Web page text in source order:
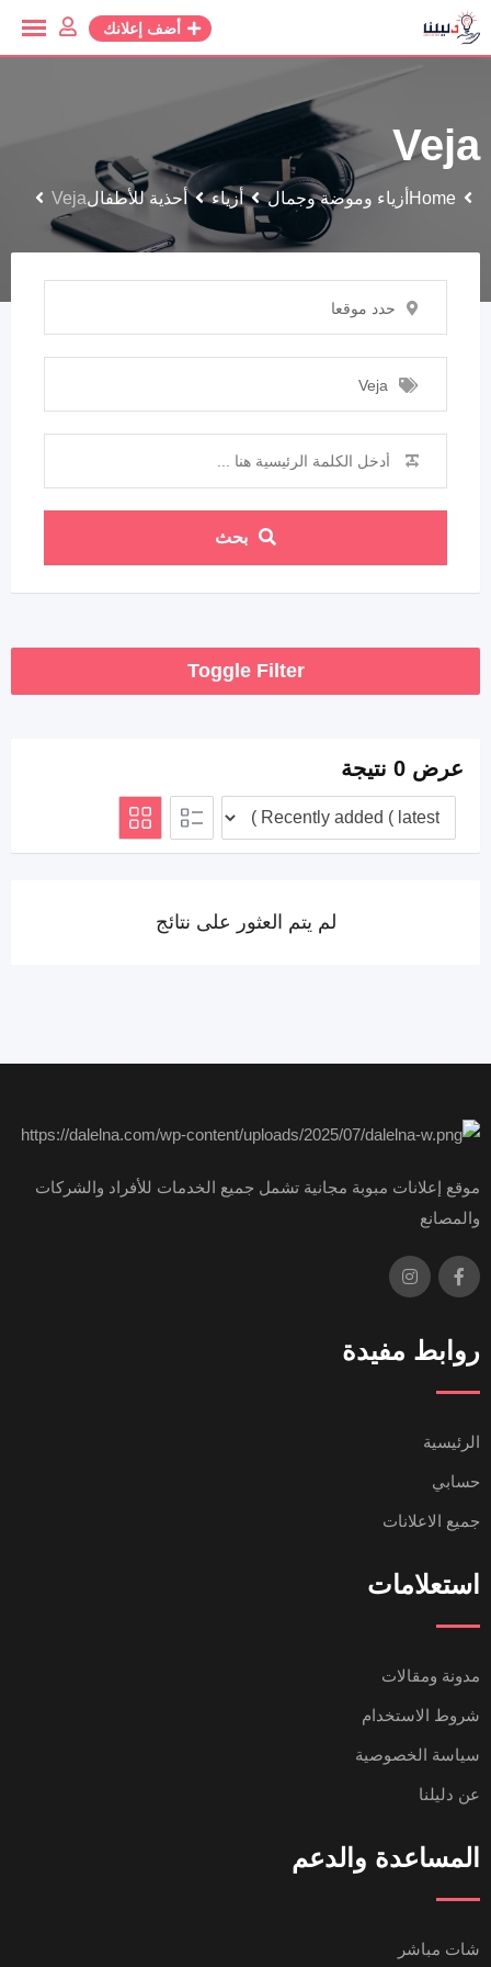
أضف إعلانك
Veja
Home أزياء وموضة وجمال أزياء أحذية للأطفالVeja
حدد موقعا
Veja
بحث
Toggle Filter
عرض 0 نتيجة
لم يتم العثور على نتائج
موقع إعلانات مبوبة مجانية تشمل جميع الخدمات للأفراد والشركات
والمصانع
روابط مفيدة
الرئيسية
حسابي
جميع الاعلانات
استعلامات
مدونة ومقالات
شروط الاستخدام
سياسة الخصوصية
عن دليلنا
المساعدة والدعم
شات مباشر